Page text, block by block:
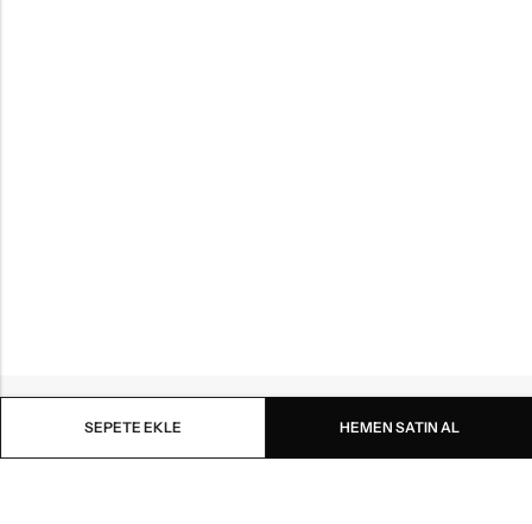
SEPETE EKLE HEMEN SATIN AL